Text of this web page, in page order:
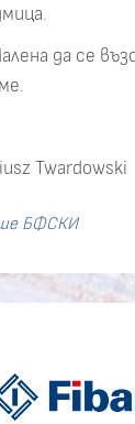
да се
Twardowski
БФСКИ